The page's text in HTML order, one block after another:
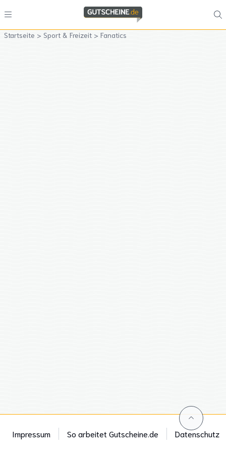
Startseite > Sport & Freizeit > Fanatics
Impressum So arbeitet Gutscheine.de Datenschutz